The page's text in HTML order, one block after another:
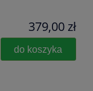
379,00 zł
do koszyka